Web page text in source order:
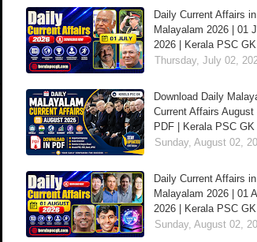
Daily Current Affairs in
Malayalam 2026 | 01
2026 | Kerala PSC GK
Thursday, July 02,
Download Daily
Current Affairs August
PDF | Kerala PSC GK
Sunday, August 02,
Daily Current Affairs in
Malayalam 2026 | 01
2026 | Kerala PSC GK
Sunday, August 02,